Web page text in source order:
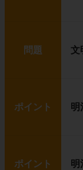
問題 文
ポイント 明
ポイント 明